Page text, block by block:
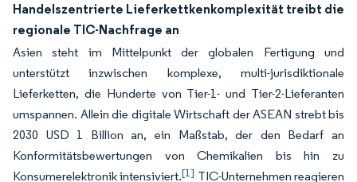
Handelszentrierte Lieferkettkenkomplexität treibt die
regionale TIC-Nachfrage an
Asien steht im Mittelpunkt der globalen Fertigung und
unterstützt inzwischen komplexe, multi-jurisdiktionale
Lieferketten, die Hunderte von Tier-1- und Tier-2-Lieferanten
umspannen. Allein die digitale Wirtschaft der ASEAN strebt bis
2030 USD 1 Billion an, ein Maßstab, der den Bedarf an
Konformitätsbewertungen von Chemikalien bis hin zu
Konsumerelektronik intensiviert.[1] TIC-Unternehmen reagieren